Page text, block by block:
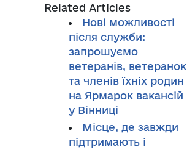
Related Articles
Нові можливості
після служби:
запрошуємо
ветеранів, ветеранок
та членів їхніх родин
на Ярмарок вакансій
у Вінниці
Місце, де завжди
підтримають і